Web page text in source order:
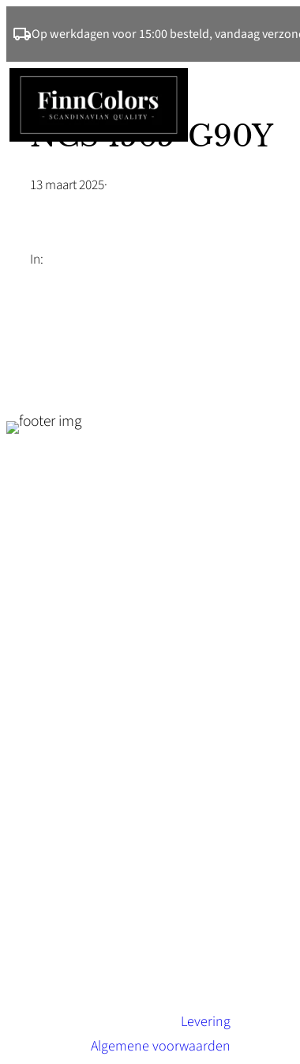
naar
de
inhoud
Op werkdagen voor 15:00 besteld, vandaag
NCS 1505-G90Y
13 maart 2025·
In:
Levering
Algemene voorwaarden